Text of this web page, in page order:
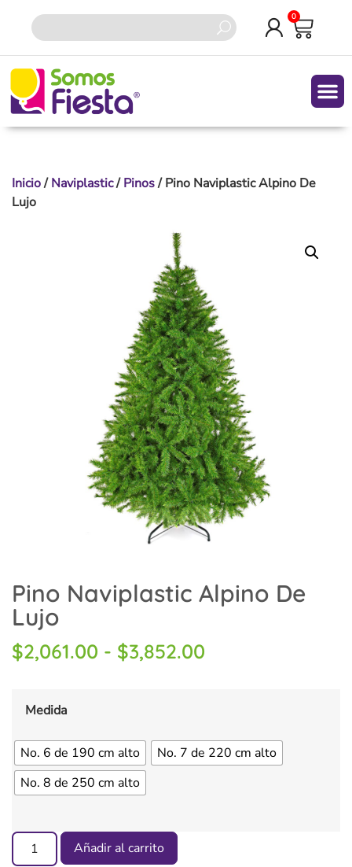
0
Inicio/Naviplastic/Pinos/ Pino Naviplastic Alpino De
Lujo
Pino Naviplastic Alpino De
Lujo
$2,061.00 - $3,852.00
Medida
No. 6 de 190 cm alto
No. 7 de 220 cm alto
No. 8 de 250 cm alto
Añadir al carrito